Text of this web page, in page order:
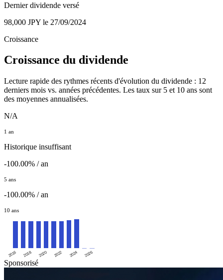
Dernier dividende versé
98,000 JPY le 27/09/2024
Croissance
Croissance du dividende
Lecture rapide des rythmes récents d'évolution du dividende : 12
derniers mois vs. années précédentes. Les taux sur 5 et 10 ans sont
des moyennes annualisées.
N/A
1 an
Historique insuffisant
-100.00% / an
5 ans
-100.00% / an
10 ans
2016 2018 2020 2022 2024 2026
Sponsorisé